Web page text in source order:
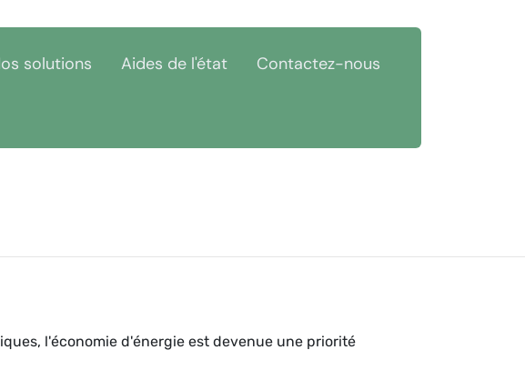
solutions Aides de l'état Contactez-nous
l'économie d'énergie est devenue une priorité